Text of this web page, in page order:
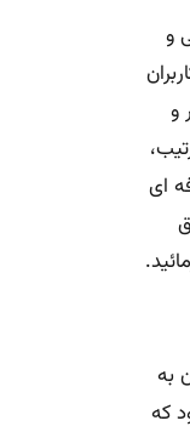
و
و
ای
به
که